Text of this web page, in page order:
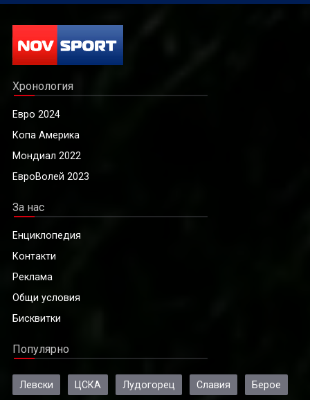
Хронология
Евро 2024
Копа Америка
Мондиал 2022
ЕвроВолей 2023
За нас
Енциклопедия
Контакти
Реклама
Общи условия
Бисквитки
Популярно
Левски ЦСКА Лудогорец Славия Берое